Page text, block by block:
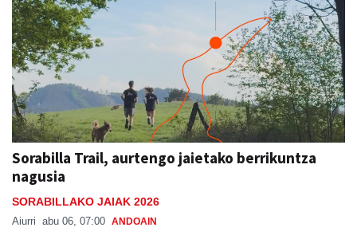
Sorabilla Trail, aurtengo jaietako berrikuntza
nagusia
SORABILLAKO JAIAK 2026
Aiurri abu 06, 07:00 ANDOAIN